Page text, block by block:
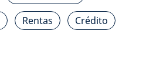
Rentas
Crédito